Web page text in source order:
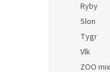
Ryby
Slon
Tygr
Vlk
ZOO mix